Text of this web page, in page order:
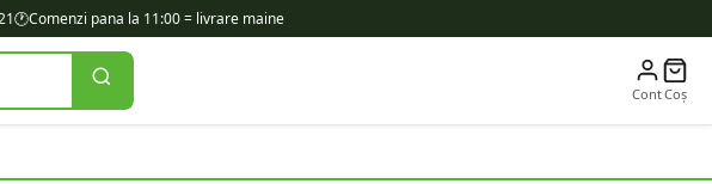
🕐Comenzi pana la 11:00 = livrare maine
ContCoș